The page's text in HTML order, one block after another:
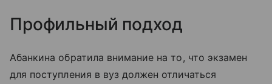
Профильный подход
Абанкина обратила внимание на то, что экзамен
для поступления в вуз должен отличаться